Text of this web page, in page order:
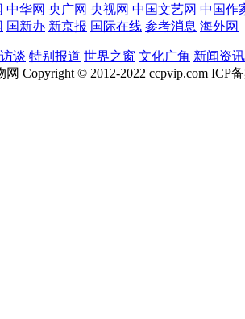
中华网 央广网 央视网 中国文艺网 中国作
国新办 新京报 国际在线 参考消息 海外网
谈 特别报道 世界之窗 文化广角 新闻资讯
Copyright © 2012-2022 ccpvip.com ICP